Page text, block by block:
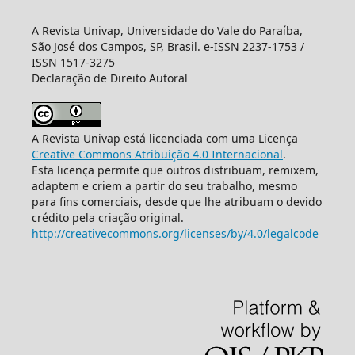
A Revista Univap, Universidade do Vale do Paraíba,
São José dos Campos, SP, Brasil. e-ISSN 2237-1753 /
ISSN 1517-3275
Declaração de Direito Autoral
A Revista Univap está licenciada com uma Licença
Creative Commons Atribuição 4.0 Internacional.
Esta licença permite que outros distribuam, remixem,
adaptem e criem a partir do seu trabalho, mesmo
para fins comerciais, desde que lhe atribuam o devido
crédito pela criação original.
http://creativecommons.org/licenses/by/4.0/legalcode